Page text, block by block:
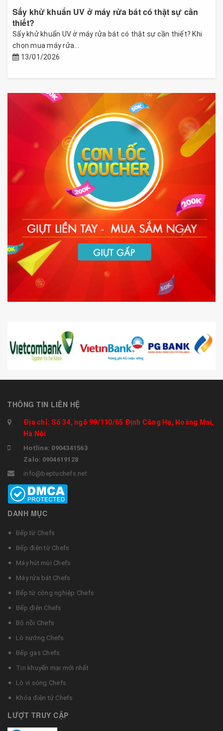
Sấy khử khuẩn UV ở máy rửa bát có thật sự cần
thiết?
Sấy khử khuẩn UV ở máy rửa bát có thật sự cần thiết? Khi
chọn mua máy rửa...
13/01/2026
THÔNG TIN LIÊN HỆ
Địa chỉ: Số 34, ngõ 99/110/65 Định Công Hạ, Hoàng Mai,
Hà Nội
Hotline: 0904341563
Zalo: 0904619128
info@beptuchefs.net
DANH MỤC
Bếp từ Chefs
Bếp điện từ Chefs
Máy hút mùi Chefs
Máy rửa bát Chefs
Bếp từ công nghiệp Chefs
Bếp điện Chefs
Bộ nồi Chefs
Lò nướng Chefs
Bếp gas Chefs
Tin khuyến mại mới nhất
Lò vi sóng Chefs
Khóa điện tử Chefs
LƯỢT TRUY CẬP